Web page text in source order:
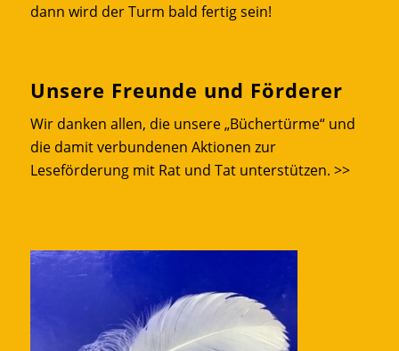
dann wird der Turm bald fertig sein!
Unsere Freunde und Förderer
Wir danken allen, die unsere „Büchertürme“ und
die damit verbundenen Aktionen zur
Leseförderung mit Rat und Tat unterstützen. >>